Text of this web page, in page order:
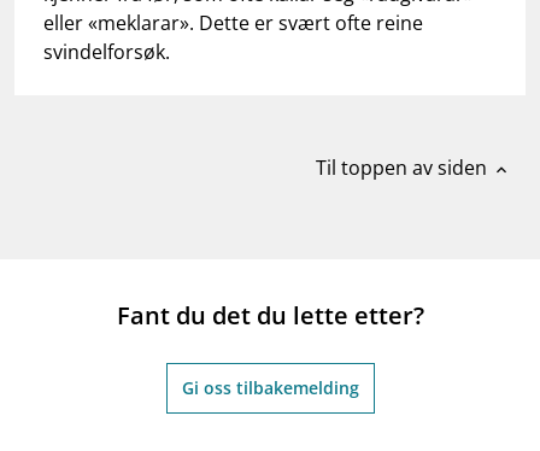
eller «meklarar». Dette er svært ofte reine
svindelforsøk.
Til toppen av siden expand_less
Fant du det du lette etter?
Gi oss tilbakemelding